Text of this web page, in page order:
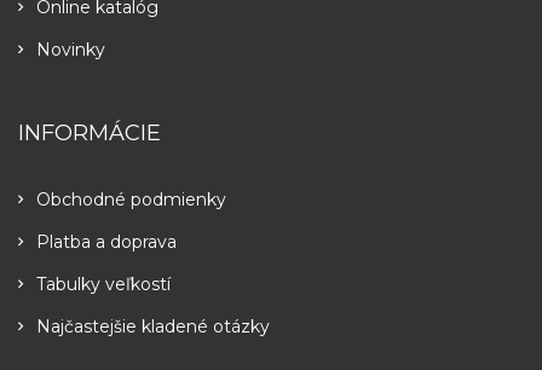
Online katalóg
Novinky
INFORMÁCIE
Obchodné podmienky
Platba a doprava
Tabulky veľkostí
Najčastejšie kladené otázky